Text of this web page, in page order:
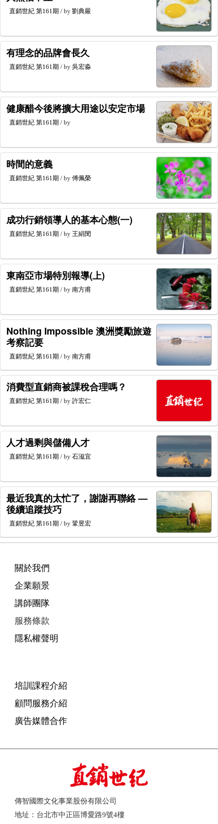
直銷世紀 第161期 / by 劉典嚴
有理念的品牌會長久
直銷世紀 第161期 / by 吳宏淼
健康醋今後將擴大用途以安定市場
直銷世紀 第161期 / by
時間的意義
直銷世紀 第161期 / by 傅佩榮
成功行銷領導人的基本心態(一)
直銷世紀 第161期 / by 王絹閔
東南亞市場特別報導(上)
直銷世紀 第161期 / by 南方甫
Nothing Impossible 澳洲獎勵旅遊
考察記要
直銷世紀 第161期 / by 南方甫
消費型直銷商被課稅合理嗎？
直銷世紀 第161期 / by 許宏仁
人才過剩與儲備人才
直銷世紀 第161期 / by 石滋宜
最近我真的太忙了，謝謝再聯絡 —
後續追蹤技巧
直銷世紀 第161期 / by 鞏昱宏
關於我們
企業願景
講師團隊
服務條款
隱私權聲明
培訓課程介紹
顧問服務介紹
廣告媒體合作
傳智國際文化事業股份有限公司
地址：台北市中正區博愛路9號4樓